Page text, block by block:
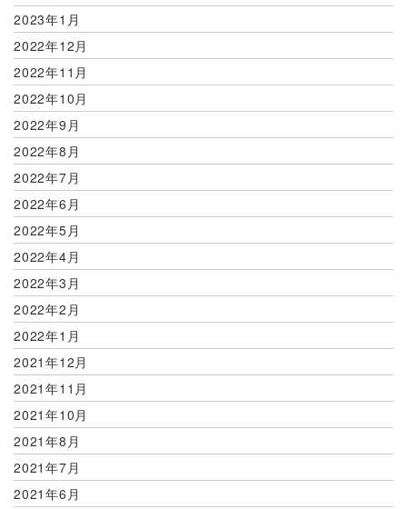
2023年1月
2022年12月
2022年11月
2022年10月
2022年9月
2022年8月
2022年7月
2022年6月
2022年5月
2022年4月
2022年3月
2022年2月
2022年1月
2021年12月
2021年11月
2021年10月
2021年8月
2021年7月
2021年6月